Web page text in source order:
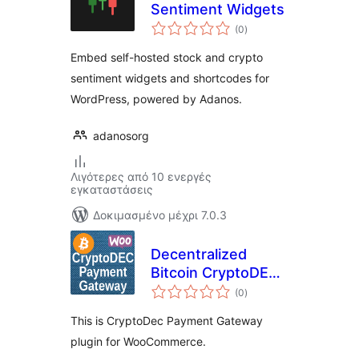
Sentiment Widgets
(0αξιολογήσεις
σύνολο
)
Embed self-hosted stock and crypto
sentiment widgets and shortcodes for
WordPress, powered by Adanos.
adanosorg
Λιγότερες από 10 ενεργές
εγκαταστάσεις
Δοκιμασμένο μέχρι 7.0.3
Decentralized
Bitcoin CryptoDEC
Payment Gateway
(0αξιολογήσεις
σύνολο
)
This is CryptoDec Payment Gateway
plugin for WooCommerce.